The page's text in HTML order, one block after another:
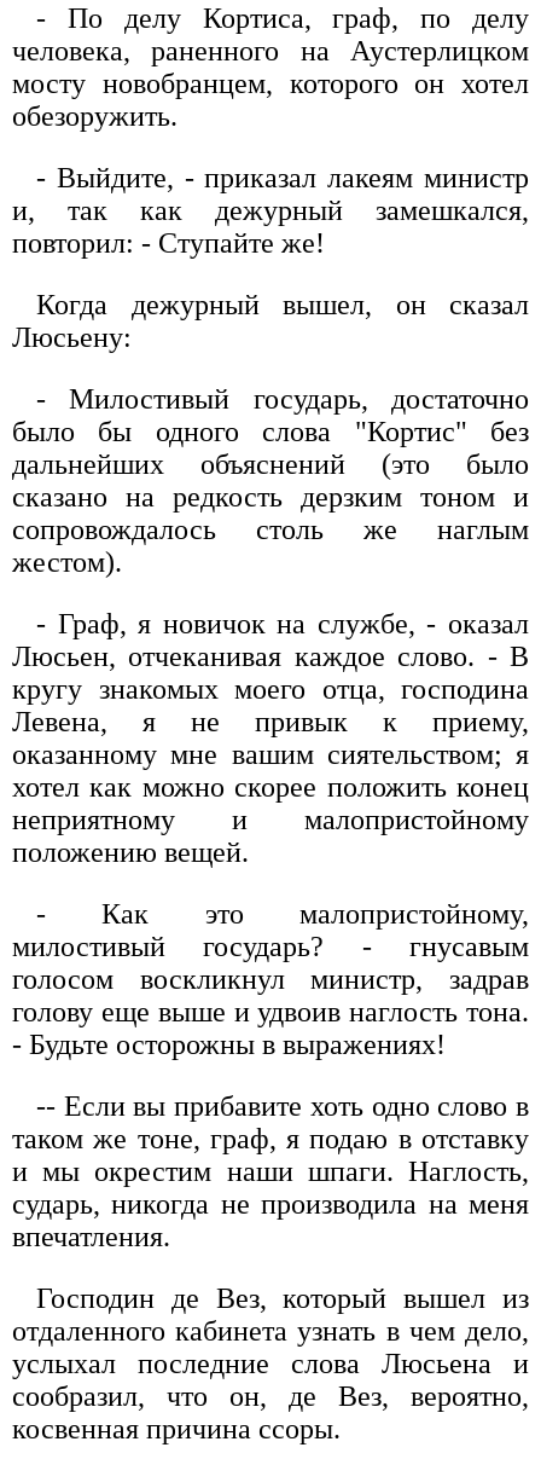
- По делу Кортиса, граф, по делу
человека, раненного на Аустерлицком
мосту новобранцем, которого он хотел
обезоружить.
- Выйдите, - приказал лакеям министр
и, так как дежурный замешкался,
повторил: - Ступайте же!
Когда дежурный вышел, он сказал
Люсьену:
- Милостивый государь, достаточно
было бы одного слова "Кортис" без
дальнейших объяснений (это было
сказано на редкость дерзким тоном и
сопровождалось столь же наглым
жестом).
- Граф, я новичок на службе, - оказал
Люсьен, отчеканивая каждое слово. - В
кругу знакомых моего отца, господина
Левена, я не привык к приему,
оказанному мне вашим сиятельством; я
хотел как можно скорее положить конец
неприятному и малопристойному
положению вещей.
- Как это малопристойному,
милостивый государь? - гнусавым
голосом воскликнул министр, задрав
голову еще выше и удвоив наглость тона.
- Будьте осторожны в выражениях!
-- Если вы прибавите хоть одно слово в
таком же тоне, граф, я подаю в отставку
и мы окрестим наши шпаги. Наглость,
сударь, никогда не производила на меня
впечатления.
Господин де Вез, который вышел из
отдаленного кабинета узнать в чем дело,
услыхал последние слова Люсьена и
сообразил, что он, де Вез, вероятно,
косвенная причина ссоры.